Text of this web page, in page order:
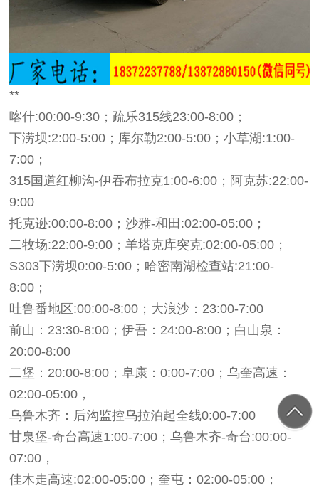
**
喀什:00:00-9:30；疏乐315线23:00-8:00；
下涝坝:2:00-5:00；库尔勒2:00-5:00；小草湖:1:00-
7:00；
315国道红柳沟-伊吞布拉克1:00-6:00；阿克苏:22:00-
9:00
托克逊:00:00-8:00；沙雅-和田:02:00-05:00；
二牧场:22:00-9:00；羊塔克库突克:02:00-05:00；
S303下涝坝0:00-5:00；哈密南湖检查站:21:00-
8:00；
吐鲁番地区:00:00-8:00；大浪沙：23:00-7:00
前山：23:30-8:00；伊吾：24:00-8:00；白山泉：
20:00-8:00
二堡：20:00-8:00；阜康：0:00-7:00；乌奎高速：
02:00-05:00，
乌鲁木齐：后沟监控乌拉泊起全线0:00-7:00
甘泉堡-奇台高速1:00-7:00；乌鲁木齐-奇台:00:00-
07:00，
佳木走高速:02:00-05:00；奎屯：02:00-05:00；